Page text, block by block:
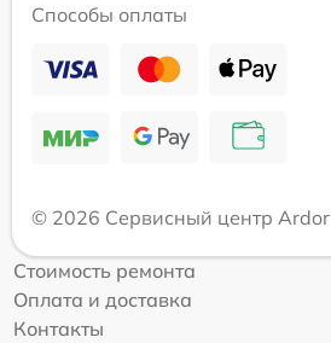
Способы оплаты
© 2026 Сервисный центр Ardor
Стоимость ремонта
Оплата и доставка
Контакты